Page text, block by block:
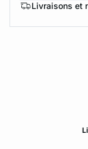
Livraisons et